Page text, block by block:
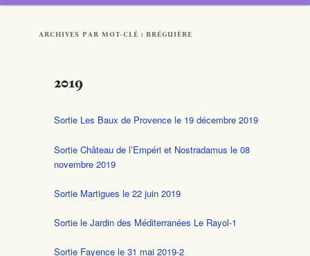
ARCHIVES PAR MOT-CLÉ :BRÉGUIÈRE
2019
Sortie Les Baux de Provence le 19 décembre 2019
Sortie Château de l’Empéri et Nostradamus le 08
novembre 2019
Sortie Martigues le 22 juin 2019
Sortie le Jardin des Méditerranées Le Rayol-1
Sortie Fayence le 31 mai 2019-2